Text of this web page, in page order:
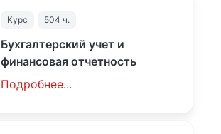
Курс 504 ч.
Бухгалтерский учет и
финансовая отчетность
Подробнее...
4500₽